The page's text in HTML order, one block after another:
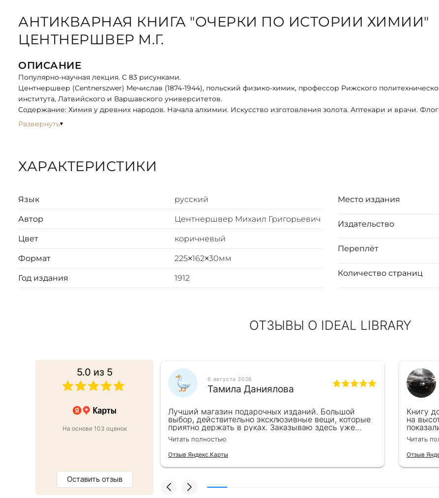
АНТИКВАРНАЯ КНИГА "ОЧЕРКИ ПО ИСТОРИИ ХИМИИ"
ЦЕНТНЕРШВЕР М.Г.
ОПИСАНИЕ
Популярно-научная лекция. С 83 рисунками.
Центнершвер (Centnerszwer) Мечислав (1874-1944), польский физико-химик, профессор Рижского
института, Латвийского и Варшавского университетов.
Содержание: Химия у древних народов. Начала алхимии. Искусство изготовления золота. Аптекари и врачи.
ниспровержение его Антоном Лавуазье. Сэр Гэмфри Дэви и его служитель. Два приятеля. Врач и пивовар. Мир
Развернуть
ХАРАКТЕРИСТИКИ
Язык русский
Автор Центнершвер Михаил Григорьевич
Цвет коричневый
Формат 225×162×30мм
Год издания 1912
Место издания
Издательство
Переплёт
Количество страниц
ОТЗЫВЫ О IDEAL LIBRARY
5.0 из 5
На основе 103 оценок
Оставить отзыв
подарок коллеге. Менеджер
оформили заказ и доставку на
6 августа 2026
Тамила Даниялова
Лучший магазин подарочных изданий. Большой
выбор, действительно эксклюзивные вещи, которые
приятно держать в руках. Заказываю здесь уже
второй раз для бизнес-партнеров, всегда всё
безупречно — от общения с консультантами до
качества самих книг. Однозначно рекомендую
Читать полностью
Отзыв Яндекс.Карты
Книгу
на
Читать
Отзыв